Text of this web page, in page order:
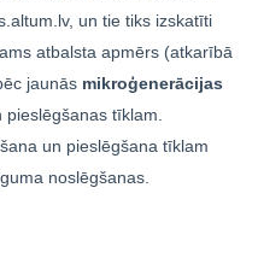
un tie tiks izskatīti
atbalsta apmērs (atkarībā
jaunās mikroģenerācijas
tīklam.
un pieslēgšana tīklam
noslēgšanas.